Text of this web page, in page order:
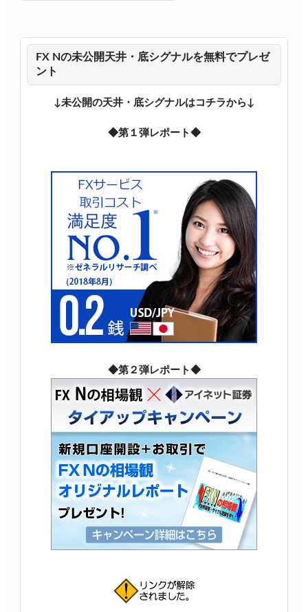
FX Nの未公開天井・底シグナルを無料でプレゼ
ント
↓未公開の天井・底シグナルはコチラから↓
◆第１弾レポート◆
◆第２弾レポート◆